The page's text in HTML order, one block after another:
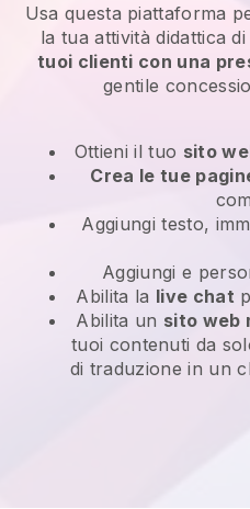
Usa questa piattaforma
la tua attività didattica
tuoi clienti con una
gentile
Ottieni il tuo sito
Crea le tue
Aggiungi testo,
Aggiungi e
Abilita la live chat
Abilita un sito web
tuoi contenuti da
di traduzione in un